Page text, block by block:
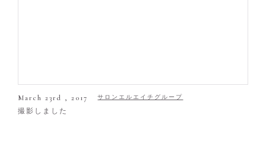
March 23rd , 2017 サロンエルエイチグループ
撮影しました